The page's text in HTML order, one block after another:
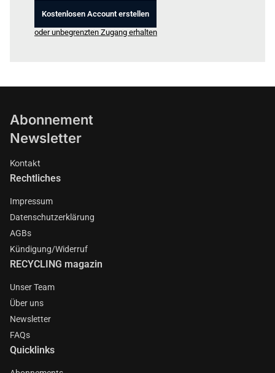
Kostenlosen Account erstellen
oder unbegrenzten Zugang erhalten
Abonnement
Newsletter
Kontakt
Rechtliches
Impressum
Datenschutzerklärung
AGBs
Kündigung/Widerruf
RECYCLING magazin
Unser Team
Über uns
Newsletter
FAQs
Quicklinks